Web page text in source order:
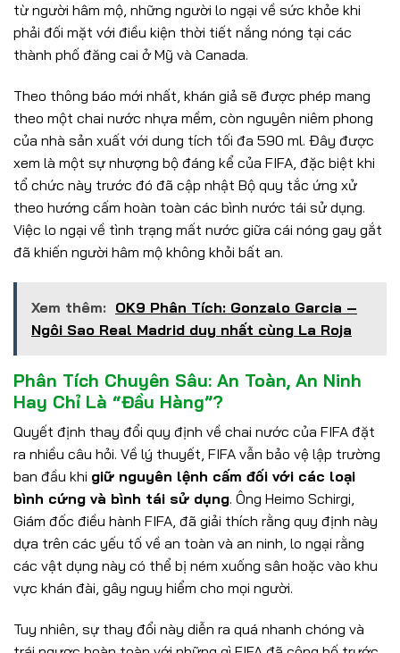
từ người hâm mộ, những người lo ngại về sức khỏe khi
phải đối mặt với điều kiện thời tiết nắng nóng tại các
thành phố đăng cai ở Mỹ và Canada.
Theo thông báo mới nhất, khán giả sẽ được phép mang
theo một chai nước nhựa mềm, còn nguyên niêm phong
của nhà sản xuất với dung tích tối đa 590 ml. Đây được
xem là một sự nhượng bộ đáng kể của FIFA, đặc biệt khi
tổ chức này trước đó đã cập nhật Bộ quy tắc ứng xử
theo hướng cấm hoàn toàn các bình nước tái sử dụng.
Việc lo ngại về tình trạng mất nước giữa cái nóng gay gắt
đã khiến người hâm mộ không khỏi bất an.
Xem thêm: OK9 Phân Tích: Gonzalo Garcia –
Ngôi Sao Real Madrid duy nhất cùng La Roja
Phân Tích Chuyên Sâu: An Toàn, An Ninh
Hay Chỉ Là “Đầu Hàng”?
Quyết định thay đổi quy định về chai nước của FIFA đặt
ra nhiều câu hỏi. Về lý thuyết, FIFA vẫn bảo vệ lập trường
ban đầu khi giữ nguyên lệnh cấm đối với các loại
bình cứng và bình tái sử dụng. Ông Heimo Schirgi,
Giám đốc điều hành FIFA, đã giải thích rằng quy định này
dựa trên các yếu tố về an toàn và an ninh, lo ngại rằng
các vật dụng này có thể bị ném xuống sân hoặc vào khu
vực khán đài, gây nguy hiểm cho mọi người.
Tuy nhiên, sự thay đổi này diễn ra quá nhanh chóng và